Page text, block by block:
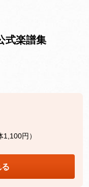
楽譜集
1,100円）